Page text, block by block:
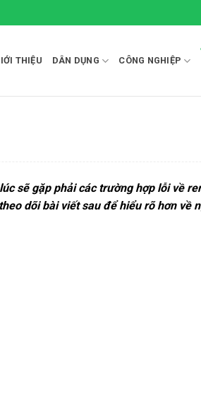
THIỆU DÂN DỤNG CÔNG NGHIỆP
sẽ gặp phải các trường hợp lỗi về
dõi bài viết sau để hiểu rõ hơn về